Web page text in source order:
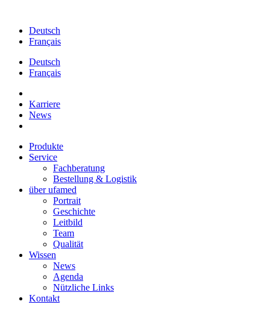
springenDeutsch
Français
Deutsch
Français
Karriere
News
Produkte
Service
Fachberatung
Bestellung & Logistik
über ufamed
Portrait
Geschichte
Leitbild
Team
Qualität
Wissen
News
Agenda
Nützliche Links
Kontakt